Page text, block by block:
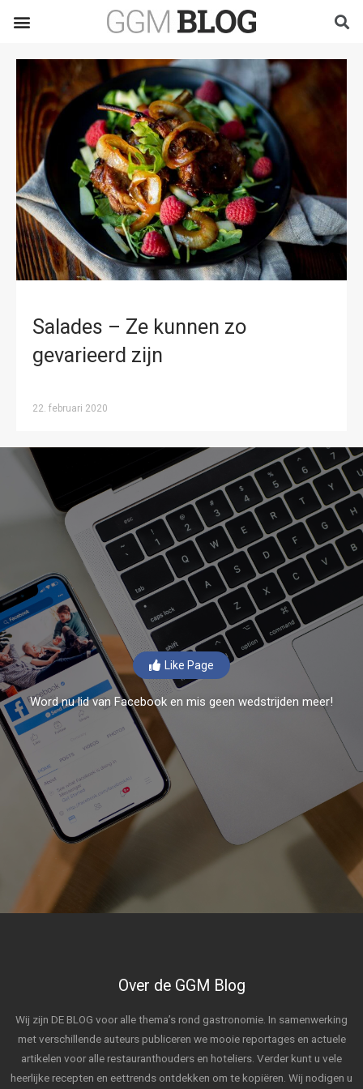
Salades – Ze kunnen zo
gevarieerd zijn
22. februari 2020
Like Page
Word nu lid van Facebook en mis geen wedstrijden meer!
Over de GGM Blog
Wij zijn DE BLOG voor alle thema’s rond gastronomie. In samenwerking
met verschillende auteurs publiceren we mooie reportages en actuele
artikelen voor alle restauranthouders en hoteliers. Verder kunt u vele
heerlijke recepten en eettrends ontdekken om te kopiëren. Wij nodigen u